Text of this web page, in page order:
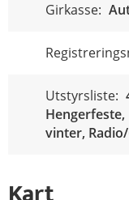
Girkasse:
Utstyrsliste:
vinter, Radio/